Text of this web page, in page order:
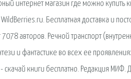
интернет магазин где можно купить
Бесплатная доставка и
авторов. Речной транспорт
и фантастике во всех ее
книги бесплатно. Редакция МИФ.